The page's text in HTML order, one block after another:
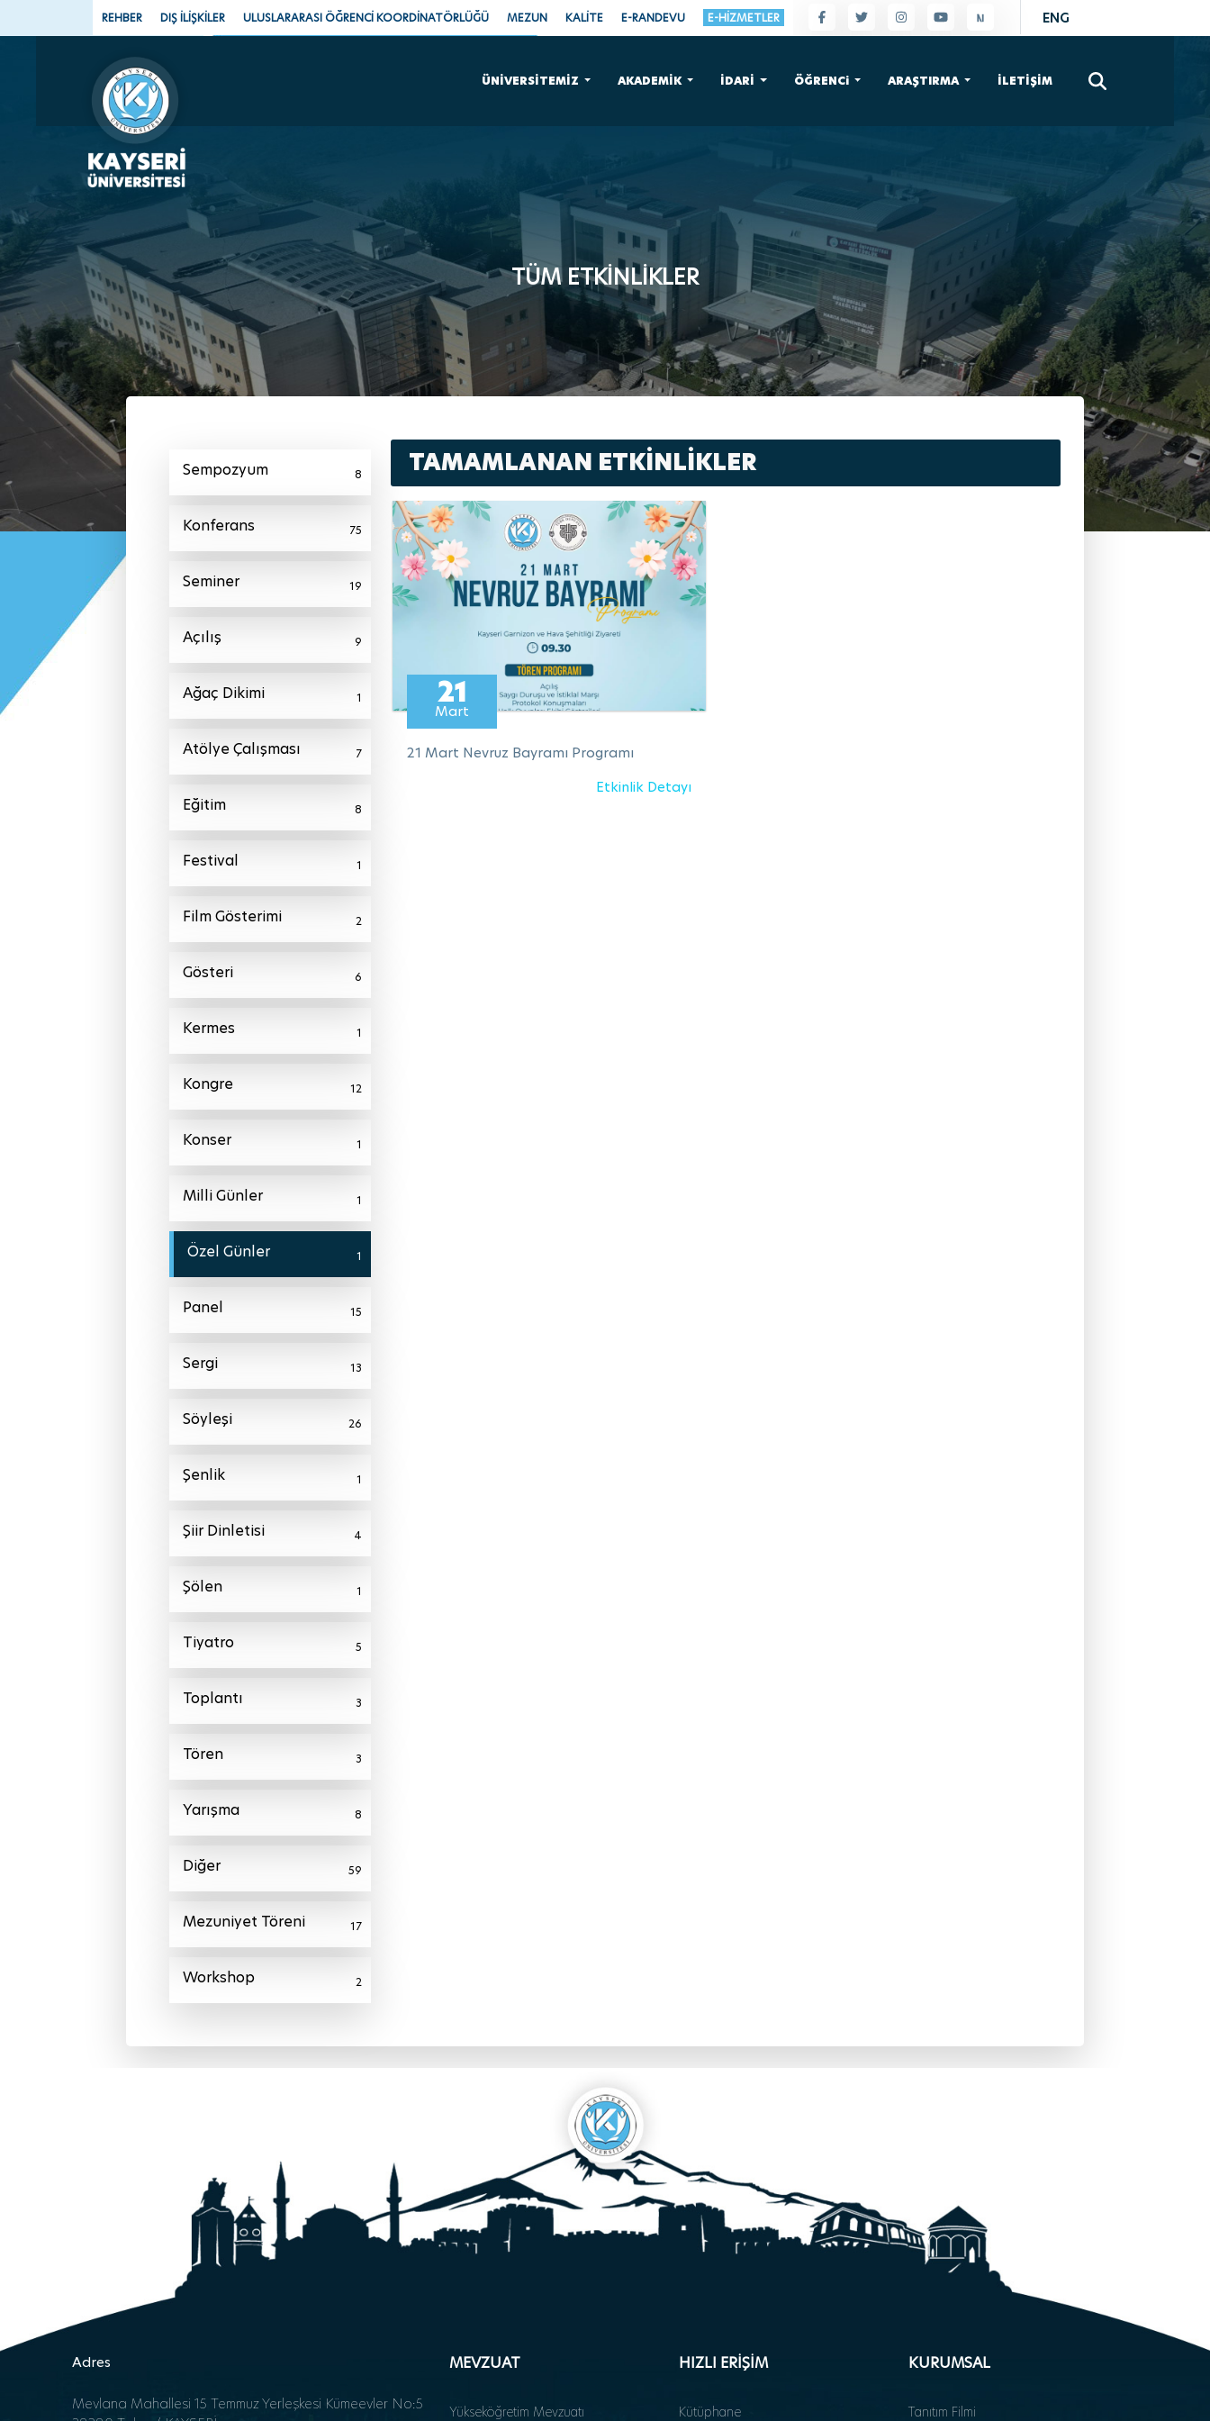
ÜNİVERSİTEMİZ AKADEMİK İDARİ ÖĞRENCi ARAŞTIRMA İLETİŞİM
×
ENG
REHBER DIŞ İLİŞKİLER ULUSLARARASI ÖĞRENCİ KOORDİNATÖRLÜĞÜ MEZUN KALİTE E-RANDEVU E-HİZMETLER
TÜM ETKİNLİKLER
Sempozyum 8
Konferans 75
Seminer 19
Açılış 9
Ağaç Dikimi 1
Atölye Çalışması 7
Eğitim 8
Festival 1
Film Gösterimi 2
Gösteri 6
Kermes 1
Kongre 12
Konser 1
Milli Günler 1
Özel Günler 1
Panel 15
Sergi 13
Söyleşi 26
Şenlik 1
Şiir Dinletisi 4
Şölen 1
Tiyatro 5
Toplantı 3
Tören 3
Yarışma 8
Diğer 59
Mezuniyet Töreni 17
Workshop 2
TAMAMLANAN ETKİNLİKLER
21
Mart
21 Mart Nevruz Bayramı Programı
Etkinlik Detayı
Adres
Mevlana Mahallesi 15 Temmuz Yerleşkesi Kümeevler No:5
MEVZUAT
Yükseköğretim Mevzuatı
HIZLI ERİŞİM
Kütüphane
KURUMSAL
Tanıtım Filmi